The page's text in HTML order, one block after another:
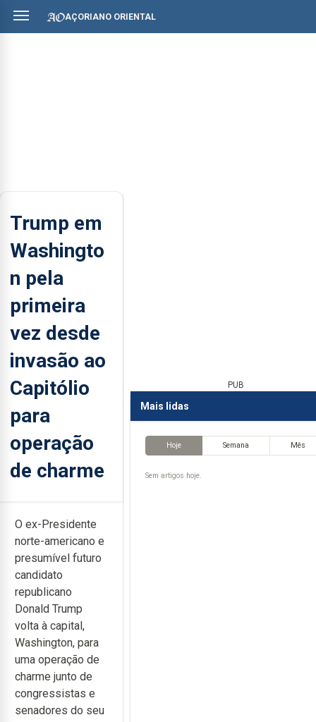
AÇORIANO ORIENTAL
Trump em
Washingto
n pela
primeira
vez desde
invasão ao
Capitólio
para
operação
de charme
O ex-Presidente
norte-americano e
presumível futuro
candidato
republicano
Donald Trump
volta à capital,
Washington, para
uma operação de
charme junto de
congressistas e
senadores do seu
PUB
Mais lidas
Hoje Semana Mês
Sem artigos hoje.